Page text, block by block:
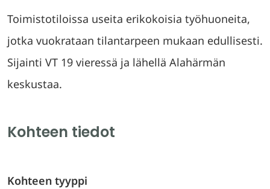
Toimistotiloissa useita erikokoisia työhuoneita,
jotka vuokrataan tilantarpeen mukaan edullisesti.
Sijainti VT 19 vieressä ja lähellä Alahärmän
keskustaa.
Kohteen tiedot
Kohteen tyyppi